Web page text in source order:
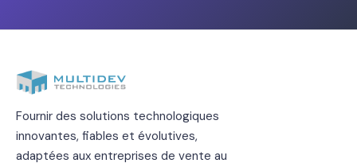
Fournir des solutions technologiques
innovantes, fiables et évolutives,
adaptées aux entreprises de vente au